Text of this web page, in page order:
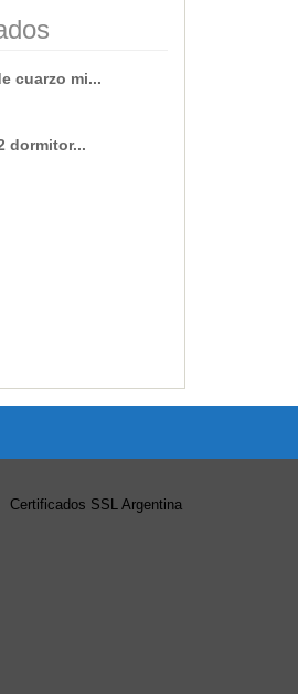
cuarzo mi...
dormitor...
Certificados SSL Argentina